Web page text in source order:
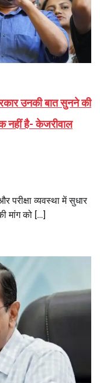
उनकी बात सुनने की
नहीं है- केजरीवाल
परीक्षा व्यवस्था में सुधार
मांग को […]